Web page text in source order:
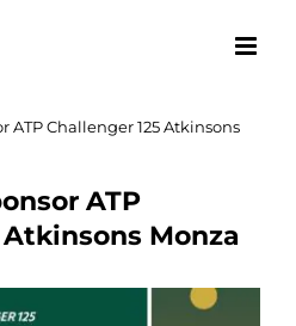
ATP Challenger 125 Atkinsons
ATP
Monza